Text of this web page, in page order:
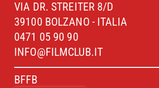
VIA DR. STREITER 8/D
39100 BOLZANO - ITALIA
0471 05 90 90
INFO@FILMCLUB.IT
BFFB